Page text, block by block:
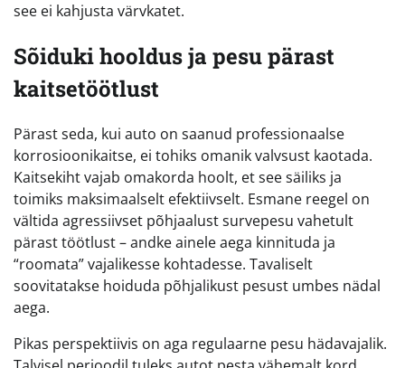
see ei kahjusta värvkatet.
Sõiduki hooldus ja pesu pärast
kaitsetöötlust
Pärast seda, kui auto on saanud professionaalse
korrosioonikaitse, ei tohiks omanik valvsust kaotada.
Kaitsekiht vajab omakorda hoolt, et see säiliks ja
toimiks maksimaalselt efektiivselt. Esmane reegel on
vältida agressiivset põhjaalust survepesu vahetult
pärast töötlust – andke ainele aega kinnituda ja
“roomata” vajalikesse kohtadesse. Tavaliselt
soovitatakse hoiduda põhjalikust pesust umbes nädal
aega.
Pikas perspektiivis on aga regulaarne pesu hädavajalik.